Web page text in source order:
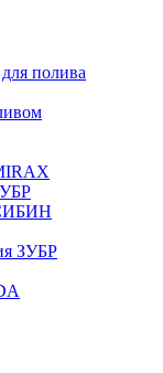
полива
ЗУБР